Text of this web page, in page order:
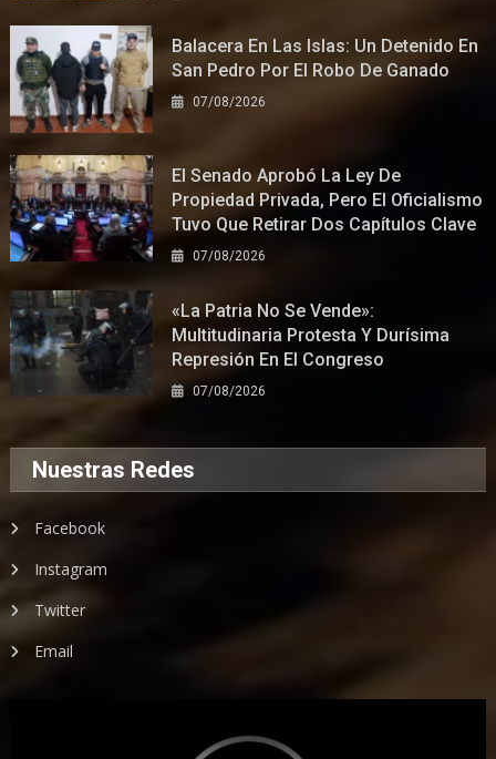
Balacera En Las Islas: Un Detenido En
San Pedro Por El Robo De Ganado
07/08/2026
El Senado Aprobó La Ley De
Propiedad Privada, Pero El Oficialismo
Tuvo Que Retirar Dos Capítulos Clave
07/08/2026
«La Patria No Se Vende»:
Multitudinaria Protesta Y Durísima
Represión En El Congreso
07/08/2026
Nuestras Redes
Facebook
Instagram
Twitter
Email